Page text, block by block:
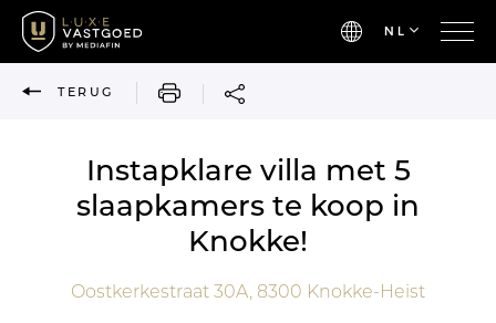
NL
TERUG AFDRUKKEN
Instapklare villa met 5
slaapkamers te koop in
Knokke!
Oostkerkestraat 30A, 8300 Knokke-Heist